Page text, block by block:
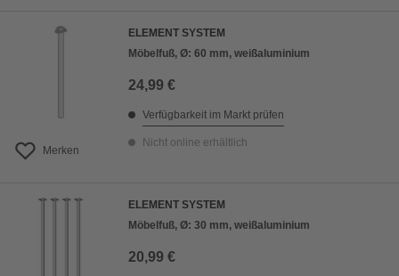
Merken
ELEMENT SYSTEM
Möbelfuß, Ø: 60 mm, weißaluminium
24,99 €
Verfügbarkeit im Markt prüfen
Nicht online erhältlich
ELEMENT SYSTEM
Möbelfuß, Ø: 30 mm, weißaluminium
20,99 €